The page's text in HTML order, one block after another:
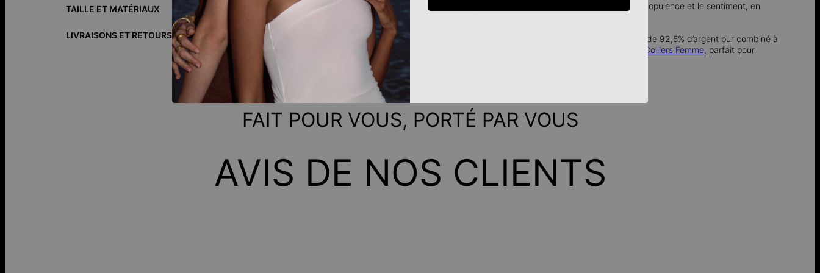
TAILLE ET MATÉRIAUX
LIVRAISONS ET RETOURS
gravure personnelle, immortalisant les étoiles dans votre vie. Ce collier finement travaillé marie parfaitement l'opulence et le sentiment, en
faisant un symbole d'élégance céleste et de connexion personnelle.
L’argent sterling:
Intemporel et durable, l’argent sterling reste un classique de toujours. Sa composition faites de 92,5% d’argent pur combiné à
7,5% de cuivre permet une qualité optimale et résistante dans le temps.Offrez-vous un bijou unique avec un
Colliers Femme, parfait pour
briller au quotidien.
FAIT POUR VOUS, PORTÉ PAR VOUS
AVIS DE NOS CLIENTS